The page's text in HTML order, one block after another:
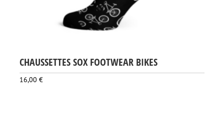
CHAUSSETTES SOX FOOTWEAR BIKES
16,00 €